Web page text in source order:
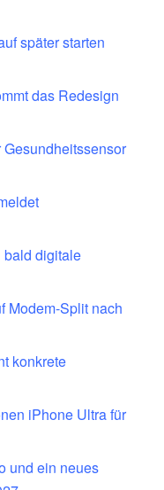
später starten
das Redesign
bald digitale
Modem-Split nach
konkrete
iPhone Ultra für
und ein neues